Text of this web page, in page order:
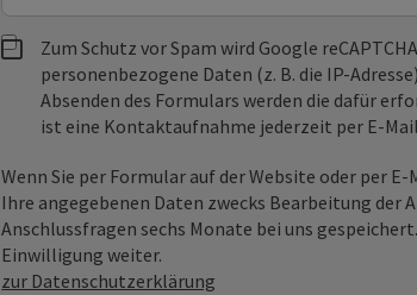
Zum Schutz vor Spam wird Google
personenbezogene Daten (z. B. die IP-
Absenden des Formulars werden die dafür
ist eine Kontaktaufnahme jederzeit per E-
Wenn Sie per Formular auf der Website oder per
Ihre angegebenen Daten zwecks Bearbeitung der
Anschlussfragen sechs Monate bei uns
Einwilligung weiter.
zur Datenschutzerklärung